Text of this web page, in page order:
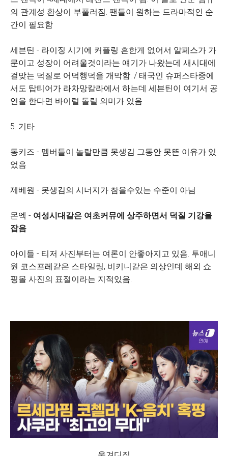
의 관계성 환상이 부풀러짐. 팬들이 원하는 드라마적인 순
간이 필요함
세븐틴 - 라이징 시기에 커플링 흔한게 없어서 알페스가 가
문이고 성장이 어려울것이라는 얘기가 나왔는데 새시대에
걸맞는 덕질로 어덕행덕을 개막함. / 태국인 슈퍼스타중에
서도 탑티어가 라차망칼라에서 하는데 세븐틴이 여기서 공
연을 한다면 바이럴 돌릴 의미가 있음
5. 기타
동키즈 - 멤버들이 놀랄만큼 못생김 그동안 못뜬 이유가 있
었음
제베원 - 못생김의 시너지가 참을수있는 수준이 아님
몬엑 - 여성시대같은 여초커뮤에 상주하면서 덕질 기강을
잡음
아이들 - 티저 사진부터는 여론이 안좋아지고 있음. 투애니
원 코스프레같은 스타일링, 비키니같은 의상인데 해외 쇼
핑몰 사진의 표절이라는 지적있음.